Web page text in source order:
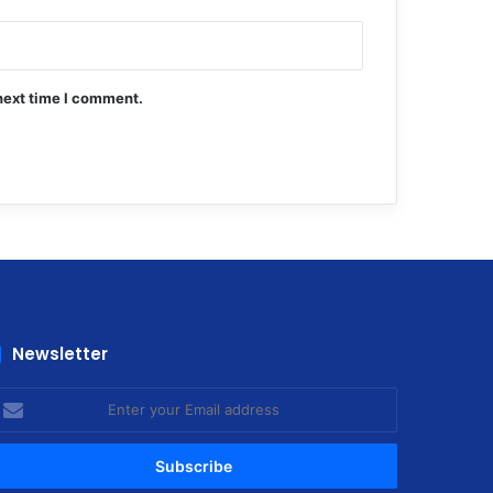
time I comment.
Newsletter